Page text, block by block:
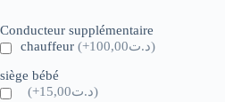
Conducteur supplémentaire
chauffeur
(+د.ت100,00)
siège bébé
(+د.ت15,00)